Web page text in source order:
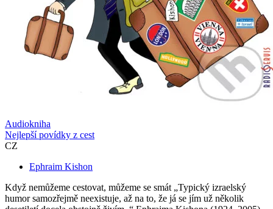
Audiokniha
Nejlepší povídky z cest
CZ
Ephraim Kishon
Když nemůžeme cestovat, můžeme se smát „Typický izraelský
humor samozřejmě neexistuje, až na to, že já se jím už několik